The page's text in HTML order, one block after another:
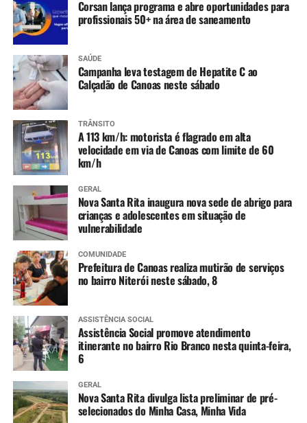
Corsan lança programa e abre oportunidades para
profissionais 50+ na área de saneamento
SAÚDE
Campanha leva testagem de Hepatite C ao
Calçadão de Canoas neste sábado
TRÂNSITO
A 113 km/h: motorista é flagrado em alta
velocidade em via de Canoas com limite de 60
km/h
GERAL
Nova Santa Rita inaugura nova sede de abrigo para
crianças e adolescentes em situação de
vulnerabilidade
COMUNIDADE
Prefeitura de Canoas realiza mutirão de serviços
no bairro Niterói neste sábado, 8
ASSISTÊNCIA SOCIAL
Assistência Social promove atendimento
itinerante no bairro Rio Branco nesta quinta-feira,
6
GERAL
Nova Santa Rita divulga lista preliminar de pré-
selecionados do Minha Casa, Minha Vida